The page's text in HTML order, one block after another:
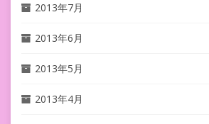
2013年7月
2013年6月
2013年5月
2013年4月